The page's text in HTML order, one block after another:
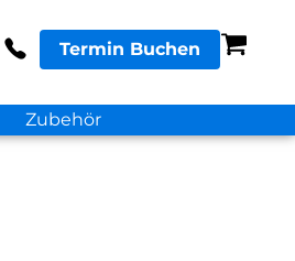
Termin Buchen
Zubehör